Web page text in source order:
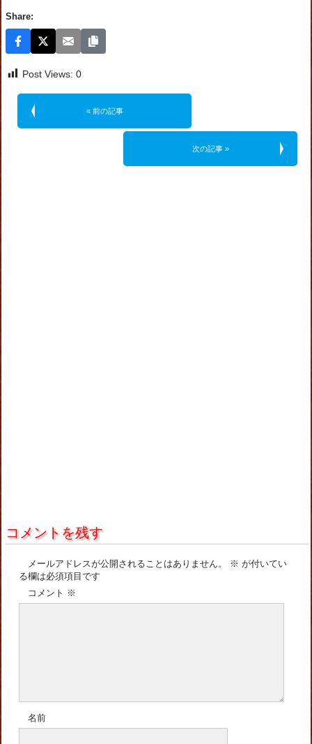
Share:
Post Views: 0
« 前の記事
次の記事 »
コメントを残す
メールアドレスが公開されることはありません。 ※ が付いてい
る欄は必須項目です
コメント ※
名前